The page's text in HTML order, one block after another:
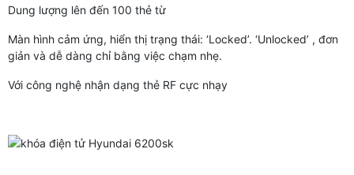
Dung lượng lên đến 100 thẻ từ
Màn hình cảm ứng, hiển thị trạng thái: ‘Locked’. ‘Unlocked’ , đơn
giản và dễ dàng chỉ bằng việc chạm nhẹ.
Với công nghệ nhận dạng thẻ RF cực nhạy